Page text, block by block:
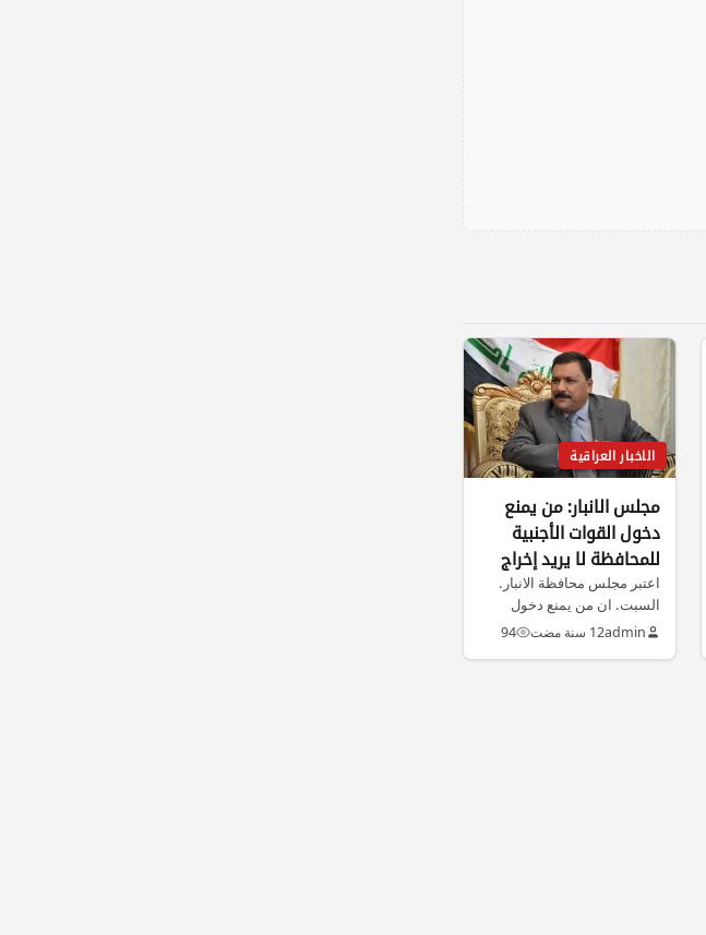
الاخبار العراقية
مجلس الانبار: من يمنع
دخول القوات الأجنبية
للمحافظة لا يريد إخراج
داعش منها
اعتبر مجلس محافظة الانبار.
السبت. ان من يمنع دخول
القوات الاجنبية الى الانبار. لا…
admin12 سنة مضت 94